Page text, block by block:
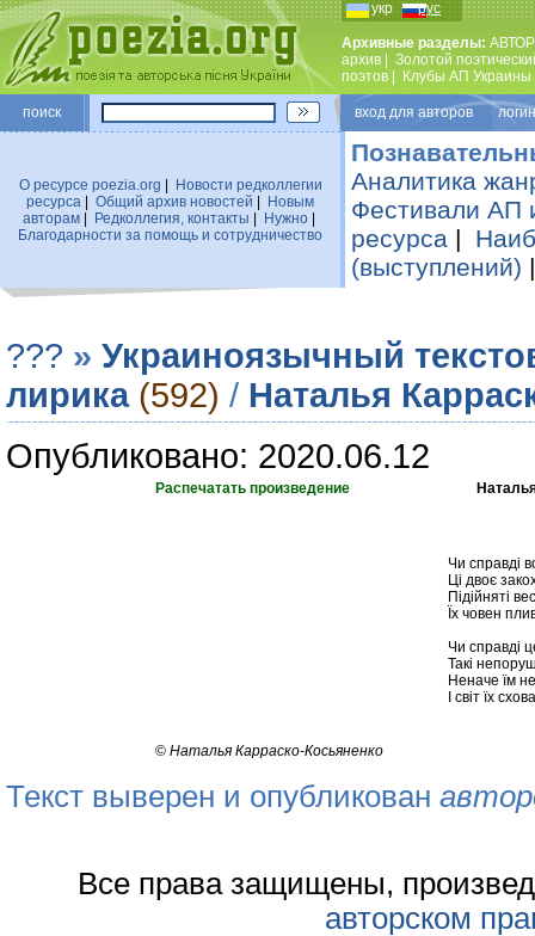
укр рус
Архивные разделы:
архив
Золотой
поэтов
Клубы АП Украины
поиск вход для авторов
О ресурсе poezia.org
Новости редколлегии
ресурса
Общий архив новостей
Новым
авторам| Редколлегия, контакты Нужно|
Благодарности за помощь и сотрудничество
Аналитика
Фестивали АП
ресурса |
(выступлений)
??? » Украиноязычный
лирика (592) / Наталья
Опубликовано: 2020.06.12
Распечатать произведение
Чи справді
Ці двоє
Підійняті
Їх човен
Чи справді
Такі
Неначе їм
І світ їх
© Наталья Карраско-Косьяненко
Текст выверен и опубликован
Все права защищены,
авторском